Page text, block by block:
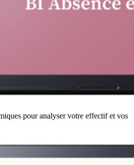
pour analyser votre effectif et vos